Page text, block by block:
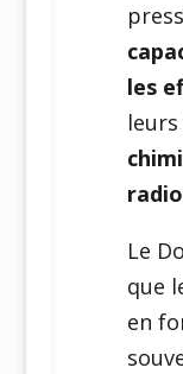
les
Le
que
en